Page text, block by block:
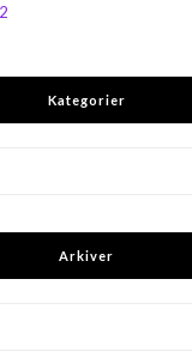
Kategorier
Arkiver